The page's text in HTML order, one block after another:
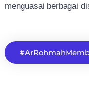
menguasai berbagai